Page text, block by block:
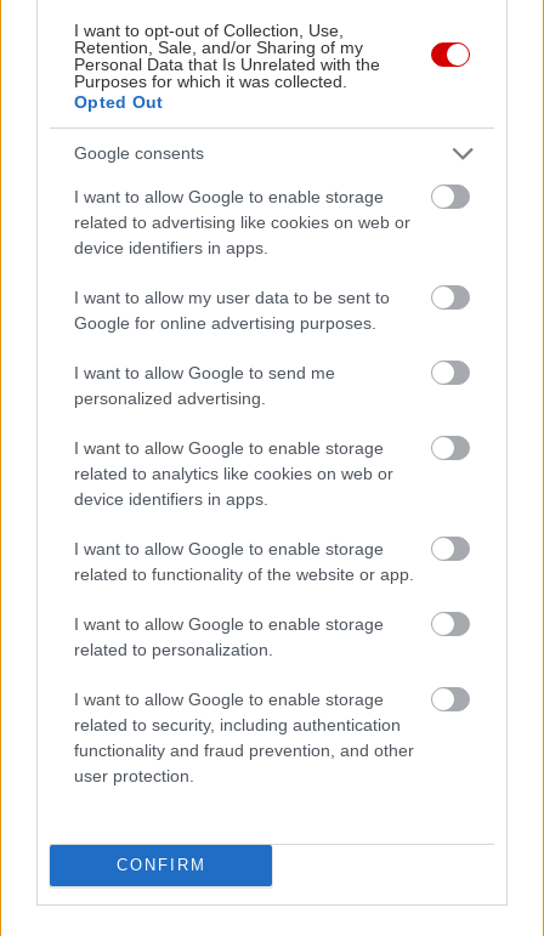
I want to opt-out of Collection, Use,
Retention, Sale, and/or Sharing of my
Personal Data that Is Unrelated with the
Purposes for which it was collected.
Opted Out
Google consents
I want to allow Google to enable storage
related to advertising like cookies on web or
device identifiers in apps.
I want to allow my user data to be sent to
Google for online advertising purposes.
I want to allow Google to send me
personalized advertising.
I want to allow Google to enable storage
related to analytics like cookies on web or
device identifiers in apps.
I want to allow Google to enable storage
related to functionality of the website or app.
I want to allow Google to enable storage
related to personalization.
I want to allow Google to enable storage
related to security, including authentication
functionality and fraud prevention, and other
user protection.
CONFIRM
Διαβάστε επίσης
είναι εδώ
γκάφες
PODCASTS